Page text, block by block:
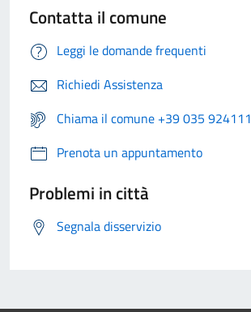
Contatta il comune
Leggi le domande frequenti
Richiedi Assistenza
Chiama il comune +39 035 924111
Prenota un appuntamento
Problemi in città
Segnala disservizio